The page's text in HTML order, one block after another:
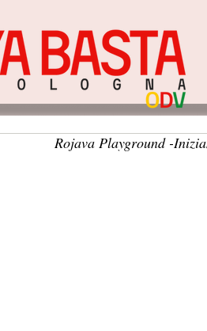
Rojava Playground -